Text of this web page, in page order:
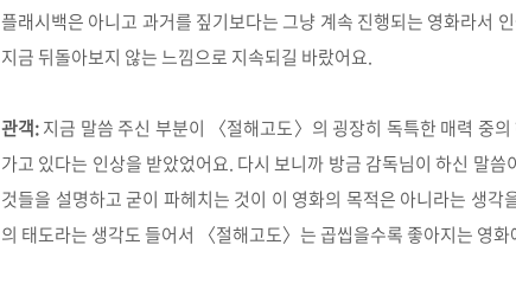
플래시백은 아니고 과거를 짚기보다는 그냥 계속 진행되는 영화라서
지금 뒤돌아보지 않는 느낌으로 지속되길 바랐어요.
관객:지금 말씀 주신 부분이 〈절해고도〉의 굉장히 독특한 매력 중
가고 있다는 인상을 받았었어요. 다시 보니까 방금 감독님이 하신 말
것들을 설명하고 굳이 파헤치는 것이 이 영화의 목적은 아니라는 생
의 태도라는 생각도 들어서 〈절해고도〉는 곱씹을수록 좋아지는 영화